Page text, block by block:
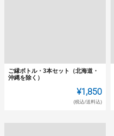
ご縁ボトル・3本セット（北海道・
沖縄を除く）
¥1,850
(税込/送料込)